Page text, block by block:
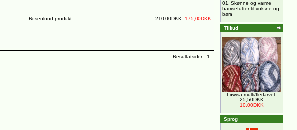
Rosenlund produkt 210,00DKK 175,00DKK
Resultatsider: 1
01. Skønne og varme
bamsefutter til voksne og
børn
Tilbud
Lowisa multi/flerfarvet.
25,50DKK
10,00DKK
Sprog